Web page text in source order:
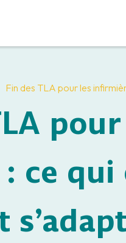
Fin des TLA pour les
ce qui